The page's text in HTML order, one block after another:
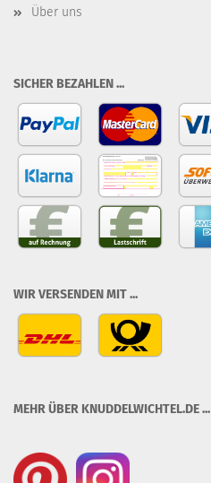
Über uns
SICHER BEZAHLEN ...
WIR VERSENDEN MIT ...
MEHR ÜBER KNUDDELWICHTEL.DE ...